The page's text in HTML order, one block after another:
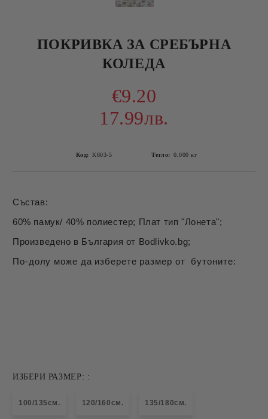
ПОКРИВКА ЗА СРЕБЪРНА
КОЛЕДА
€9.20
17.99лв.
Код: K603-5 Тегло: 0.000 кг
Състав:
60% памук/ 40% полиестер; Плат тип "Лонета";
Произведено в България от Bodlivko.bg;
По-долу може да изберете размер от бутоните:
ИЗБЕРИ РАЗМЕР: :
100/135см. 120/160см. 135/180см.